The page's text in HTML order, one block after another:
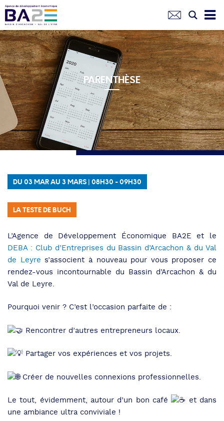
Aller
au
contenu
principal
PARENTHÈSE
DU 03 MAR AU 3 MARS |08H30 - 09H30
LA TESTE DE BUCH
L’Agence de Développement Économique BA2E et le
DEBA : Club d’Entreprises du Bassin d’Arcachon & du Val
de Leyre s’associent à nouveau pour vous proposer ce
rendez-vous incontournable du Bassin d’Arcachon & du
Val de Leyre.
Pourquoi venir ? C’est l’occasion parfaite de :
Rencontrer d’autres entrepreneurs locaux.
Partager vos expériences et vos projets.
Créer de nouvelles connexions professionnelles.
Le tout, évidemment, autour d’un bon café
et dans
une ambiance ultra conviviale !